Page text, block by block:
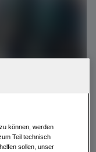
können, werden
Teil technisch
sollen, unser